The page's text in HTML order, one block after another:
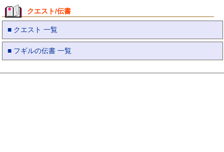
クエスト/伝書
■ クエスト 一覧
■ フギルの伝書 一覧